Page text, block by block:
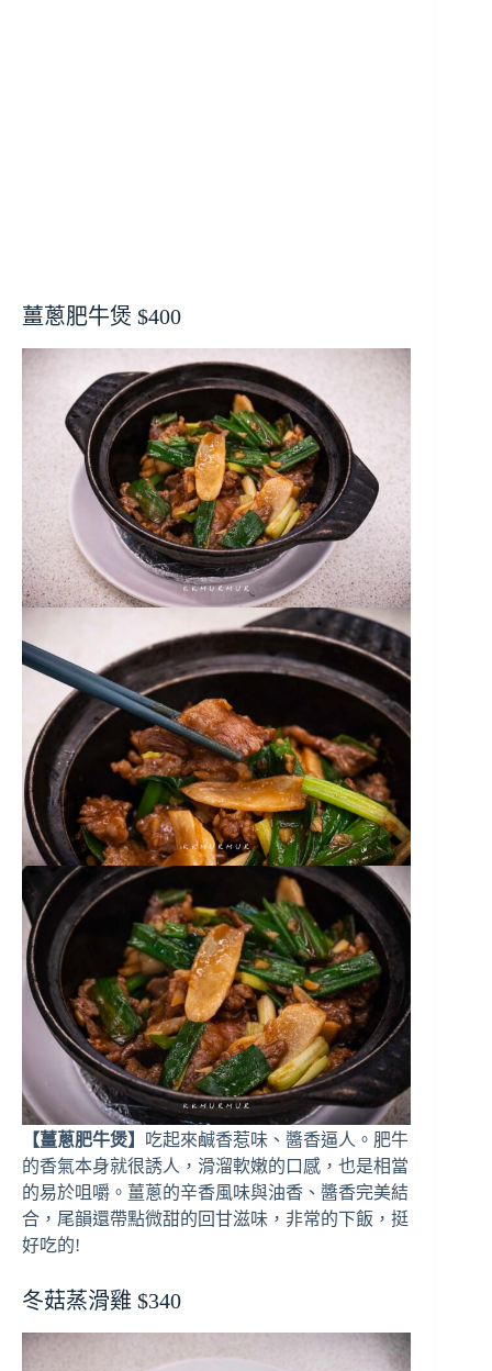
薑蔥肥牛煲 $400
【薑蔥肥牛煲】
吃起來鹹香惹味、醬香逼人。肥牛
的香氣本身就很誘人，滑溜軟嫩的口感，也是相當
的易於咀嚼。薑蔥的辛香風味與油香、醬香完美結
合，尾韻還帶點微甜的回甘滋味，非常的下飯，挺
好吃的!
冬菇蒸滑雞 $340